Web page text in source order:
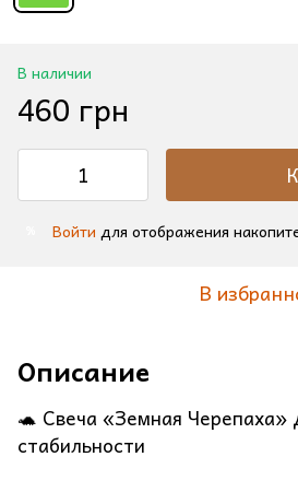
В наличии
460 грн
Войти для отображения
В
Описание
🐢 Свеча «Земная Черепаха»
стабильности